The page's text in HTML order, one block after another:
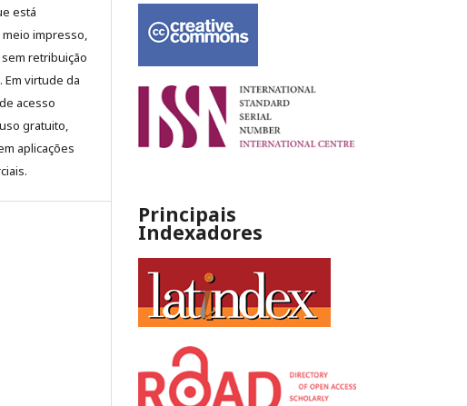
está
impresso,
retribuição
virtude da
acesso
gratuito,
aplicações
Principais
Indexadores